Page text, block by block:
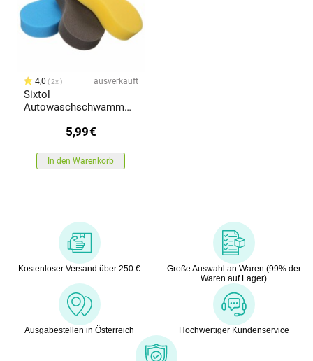
4,0 2x ausverkauft
Sixtol
Autowaschschwamm
3 , 3 Stück, blau,
5,99€
In den Warenkorb
Kostenloser Versand über 250 €
Große Auswahl an Waren (99% der
Waren auf Lager)
Ausgabestellen in Österreich Hochwertiger Kundenservice